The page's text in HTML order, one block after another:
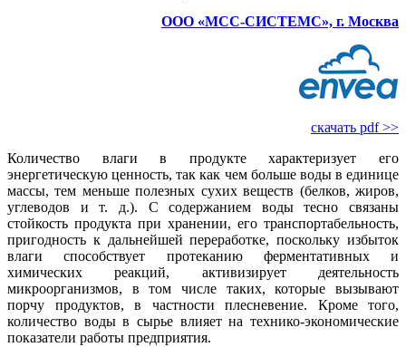
ООО «МСС-СИСТЕМС», г. Москва
скачать pdf >>
Количество влаги в продукте характеризует его
энергетическую ценность, так как чем больше во­ды в единице
массы, тем меньше полезных сухих веществ (белков, жиров,
углеводов и т. д.). С содержанием во­ды тесно связаны
стойкость продукта при хранении, его транспортабельность,
пригодность к дальнейшей переработке, поскольку избыток
влаги способствует протеканию ферментативных и
химических реакций, активизирует деятельность
микроорганизмов, в том числе таких, которые вызывают
порчу продуктов, в частности плесневение. Кроме то­го,
количество воды в сырье влияет на технико-экономические
показатели работы предприятия.